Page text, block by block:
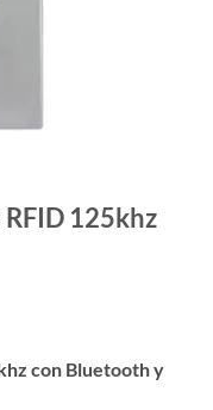
125khz
con Bluetooth y